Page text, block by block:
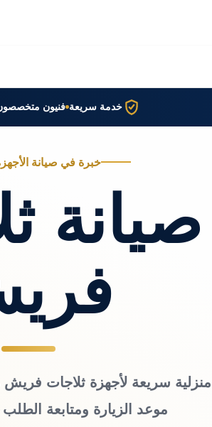
خدمة سريعة فنيون
خبرة في صيانة
صيانة
سريعة لأجهزة ثلاجات فريش
موعد الزيارة ومتابعة